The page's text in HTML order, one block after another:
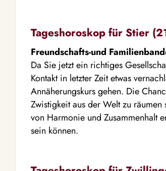
Tageshoroskop für Stier
Freundschafts-und
Da Sie jetzt ein richtiges
Kontakt in letzter Zeit etwas
Annäherungskurs gehen. Die
Zwistigkeit aus der Welt zu
von Harmonie und Zusammenhalt
sein können.